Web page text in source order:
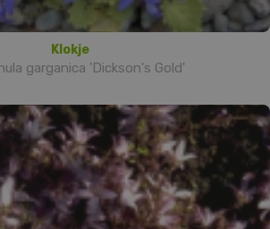
Klokje
garganica 'Dickson's Gold'